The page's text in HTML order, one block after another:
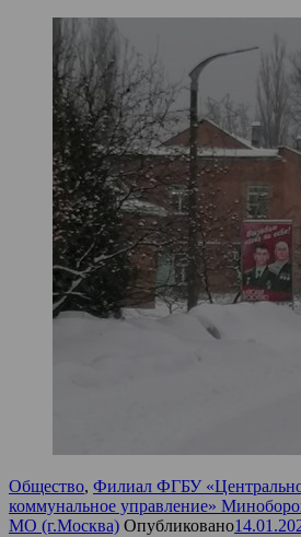
Общество, Филиал ФГБУ
коммунальное управление»
МО (г.Москва) Опубликовано